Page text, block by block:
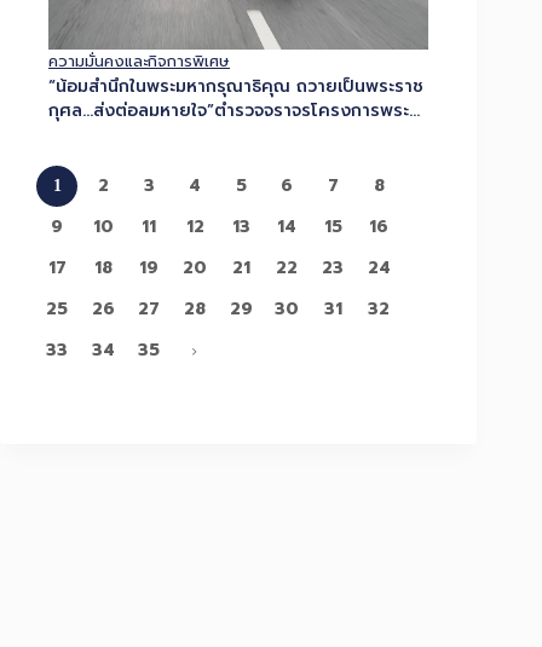
ความมั่นคงและกิจการพิเศษ
“น้อมสำนึกในพระมหากรุณาธิคุณ ถวายเป็นพระราช
กุศล…ส่งต่อลมหายใจ”ตำรวจจราจรโครงการพระ
ส่ง รพ.รามาธิบดี...
1 2 3 4 5 6 7
8
9
10 11 12 13 14 15
16
17
18 19 20 21 22 23
24
25
26 27 28 29 30 31
32
33
34 35